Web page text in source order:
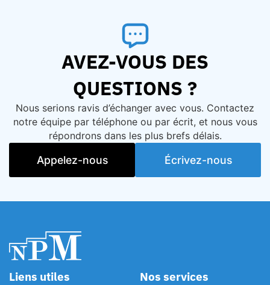
AVEZ-VOUS DES
QUESTIONS ?
Nous serions ravis d’échanger avec vous. Contactez
notre équipe par téléphone ou par écrit, et nous vous
répondrons dans les plus brefs délais.
Appelez-nous Écrivez-nous
Liens utiles Nos services